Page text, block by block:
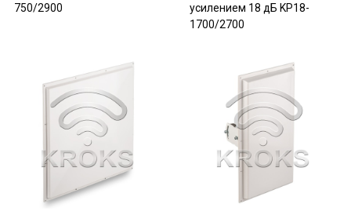
750/2900
усилением 18 дБ KP18-
1700/2700